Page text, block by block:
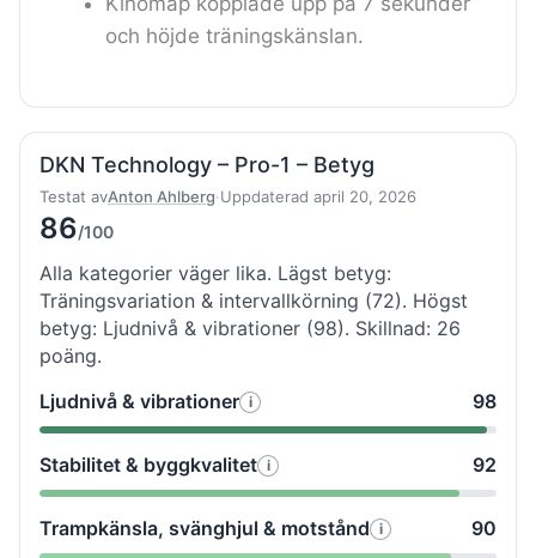
och höjde träningskänslan.
DKN Technology – Pro-1 – Betyg
Testat avAnton Ahlberg·Uppdaterad april 20, 2026
86/100
Alla kategorier väger lika. Lägst betyg:
Träningsvariation & intervallkörning (72). Högst
betyg: Ljudnivå & vibrationer (98). Skillnad: 26
poäng.
Ljudnivå & vibrationer i
Så
vi
98
Stabilitet & byggkvalitet i
Så
vi
92
Trampkänsla, svänghjul & motstånd i
Så
90